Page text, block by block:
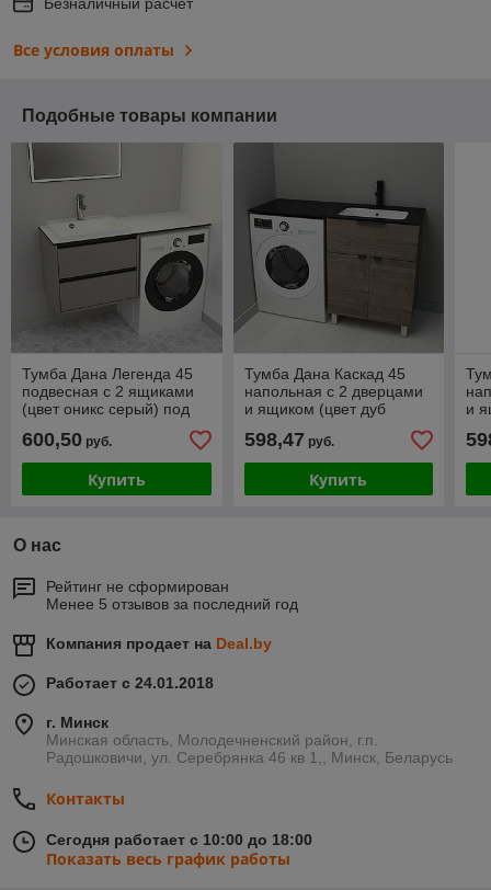
Все условия оплаты
Подобные товары компании
Тумба Дана Легенда 45
подвесная с 2 ящиками
(цвет оникс серый) под
столешницу 105 см над
стиральной машиной
600,50 руб.
Купить
Тумба Дана Каскад 45
напольная с 2 дверцами
и ящиком (цвет дуб
темный) под столешницу
105 см над стиральной
598,47 руб.
Купить
и
О нас
Рейтинг не сформирован
Менее 5 отзывов за последний год
Компания продает на Deal.by
Работает с 24.01.2018
г. Минск
Минская область, Молодечненский район, г.п.
Радошковичи, ул. Серебрянка 46 кв 1,, Минск, Беларусь
Контакты
Сегодня работает с 10:00 до 18:00
Показать весь график работы